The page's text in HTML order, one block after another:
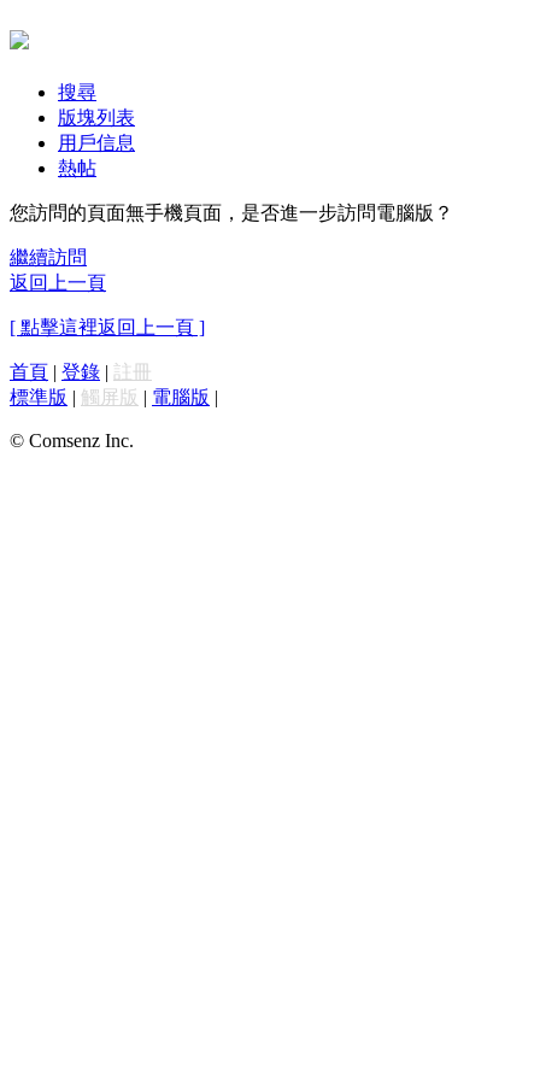
搜尋
版塊列表
用戶信息
熱帖
您訪問的頁面無手機頁面，是否進一步訪問電腦版？
繼續訪問
返回上一頁
[ 點擊這裡返回上一頁 ]
首頁 | 登錄 | 註冊
標準版 | 觸屏版 | 電腦版 |
© Comsenz Inc.